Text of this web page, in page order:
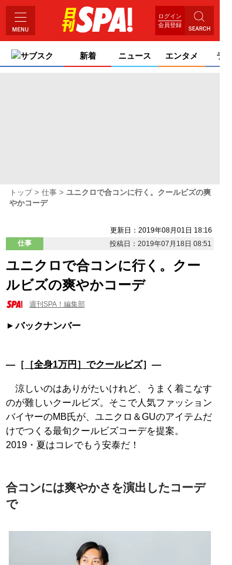
ログイン
会員登録
サブスク 新着 ニュース エンタメ ライ
トップ 仕事
ユニクロで合コンに行く。クールビズの爽
やかコーデ
更新日：2019年08月01日 18:16
仕事
投稿日：2019年07月18日 08:51
ユニクロで合コンに行く。クー
ルビズの爽やかコーデ
週刊SPA！編集部
バックナンバー
―［ ［全身1万円］でクールビズ］―
涼しいのはありがたいけれど、うまく着こなす
のが難しいクールビズ。そこで人気ファッション
バイヤーのMB氏が、ユニクロ＆GUのアイテムだ
けでつくる最旬クールビズコーデを提案。
2019・夏はコレでもう安泰だ！
合コンには爽やかさを演出したコーデ
で